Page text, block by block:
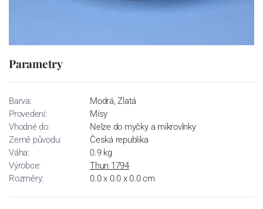
Parametry
Barva:
Modrá, Zlatá
Provedení:
Mísy
Vhodné do:
Nelze do myčky a mikrovlnky
Země původu:
Česká republika
Váha:
0.9 kg
Výrobce:
Thun 1794
Rozměry:
0.0 x 0.0 x 0.0 cm